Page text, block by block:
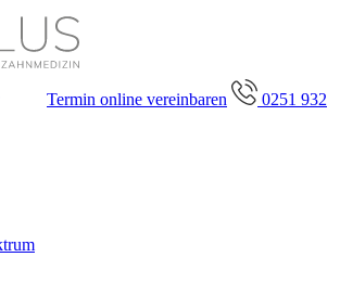
Termin online vereinbaren
0251 932